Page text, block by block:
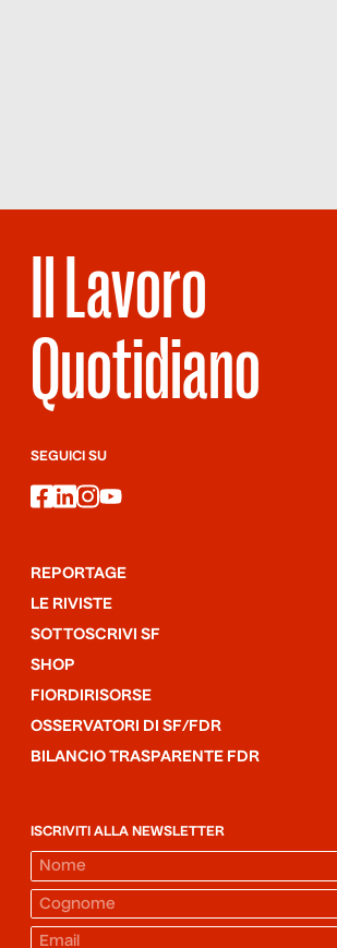
Il Lavoro
Quotidiano
SEGUICI SU
facebook
linkedin
instagram
youtube
REPORTAGE
LE RIVISTE
SOTTOSCRIVI SF
SHOP
FIORDIRISORSE
OSSERVATORI DI SF/FDR
BILANCIO TRASPARENTE FDR
ISCRIVITI ALLA NEWSLETTER